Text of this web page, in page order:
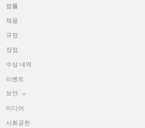
법률
채용
규정
장점
수상 내역
이벤트
보안
미디어
사회공헌